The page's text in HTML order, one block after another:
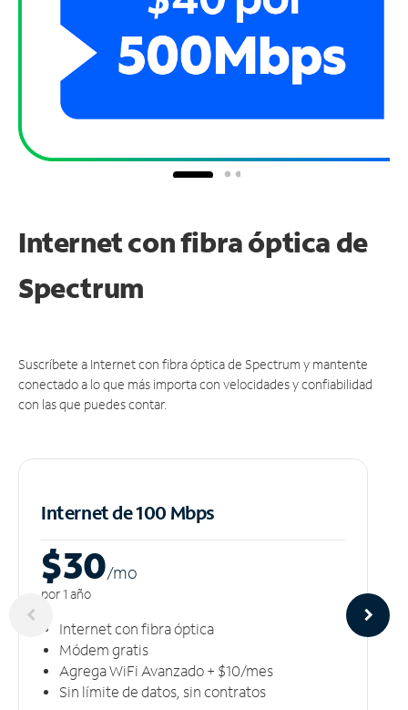
Internet con fibra óptica de
Spectrum
Suscríbete a Internet con fibra óptica de Spectrum y mantente
conectado a lo que más importa con velocidades y confiabilidad
con las que puedes contar.
Internet de 100 Mbps
$30/mo
por 1 año
Internet con fibra óptica
Módem gratis
Agrega WiFi Avanzado + $10/mes
Sin límite de datos, sin contratos